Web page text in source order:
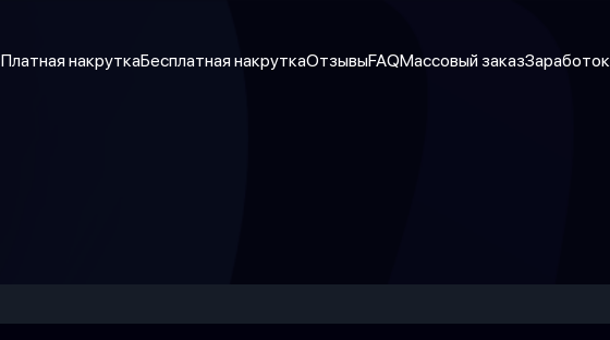
Платная накруткаБесплатная накруткаОтзывыFAQМассовый заказЗаработок